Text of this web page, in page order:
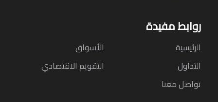
روابط مفيدة
الرئيسية
الأسواق
التداول
التقويم الاقتصادي
تواصل معنا